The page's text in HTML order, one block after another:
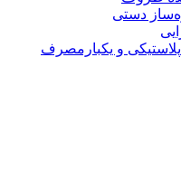
دستی
و یکبارمصرف